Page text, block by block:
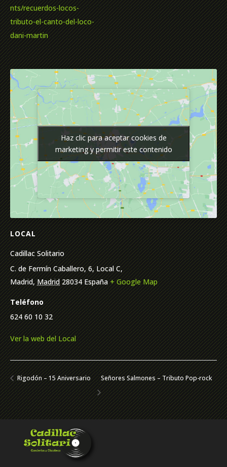
nts/recuerdos-locos-
tributo-el-canto-del-loco-
dani-martin
LOCAL
Cadillac Solitario
C. de Fermín Caballero, 6, Local C,
Madrid, Madrid 28034 España + Google Map
Teléfono
624 60 10 32
Ver la web del Local
Haz clic para aceptar cookies de
marketing y permitir este contenido
Haz clic para aceptar cookies de
marketing y permitir este contenido
Rigodón – 15 Aniversario Señores Salmones – Tributo Pop-rock